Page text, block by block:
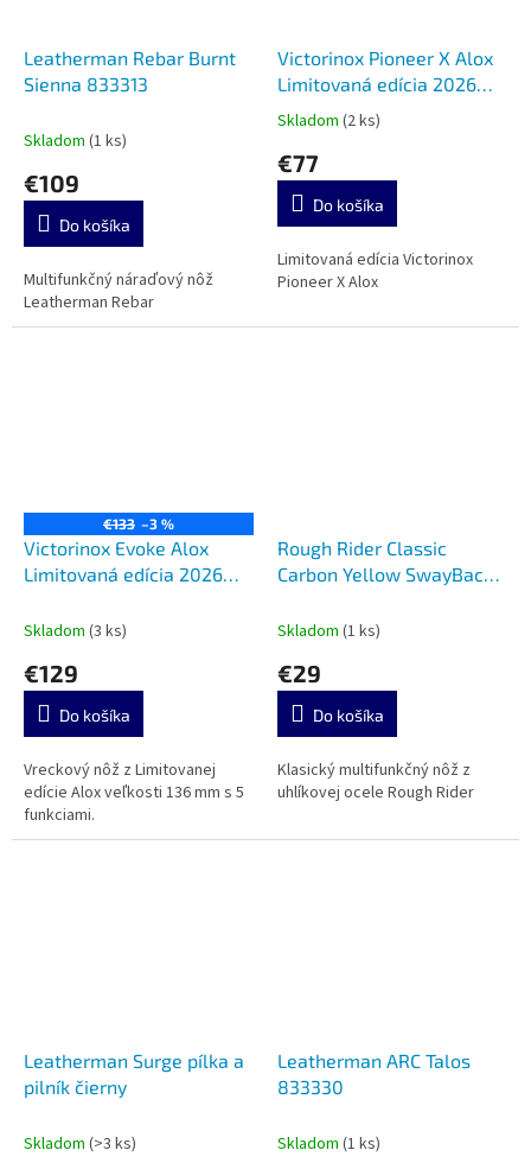
Leatherman Rebar Burnt
Sienna 833313
Skladom (1 ks)
€109
Do košíka
Multifunkčný náraďový nôž
Leatherman Rebar
Victorinox Pioneer X Alox
Limitovaná edícia 2026
0.8231.L26
Priemerné
produktu
5,0
5
hviezdičiek.
Skladom (2 ks)
€77
Do košíka
Limitovaná edícia Victorinox
Pioneer X Alox
€133 –3 %
Victorinox Evoke Alox
Limitovaná edícia 2026
Skladom (3 ks)
€129
Do košíka
Vreckový nôž z Limitovanej
edície Alox veľkosti 136 mm s 5
funkciami.
Rough Rider Classic
Carbon Yellow SwayBack
Skladom (1 ks)
€29
Do košíka
Klasický multifunkčný nôž z
uhlíkovej ocele Rough Rider
Leatherman Surge pílka a
pilník čierny
Skladom (>3 ks)
Leatherman ARC Talos
833330
Skladom (1 ks)